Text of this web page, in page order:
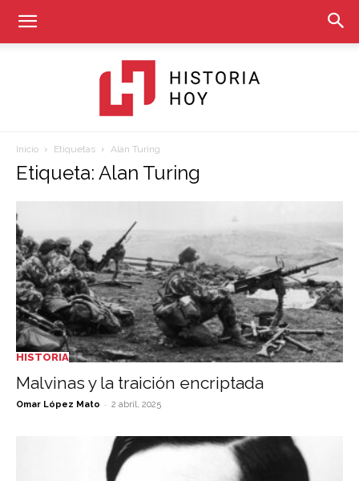
Inicio Etiquetas Alan Turing
Etiqueta: Alan Turing
HISTORIA
Malvinas y la traición encriptada
Omar López Mato - 2 abril, 2025